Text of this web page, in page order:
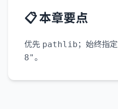
📋 本章要点
优先 pathlib ；始终指定
8" 。